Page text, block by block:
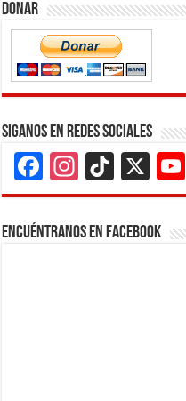
Donar
Siganos en Redes Sociales
Facebook
X
Encuéntranos en Facebook